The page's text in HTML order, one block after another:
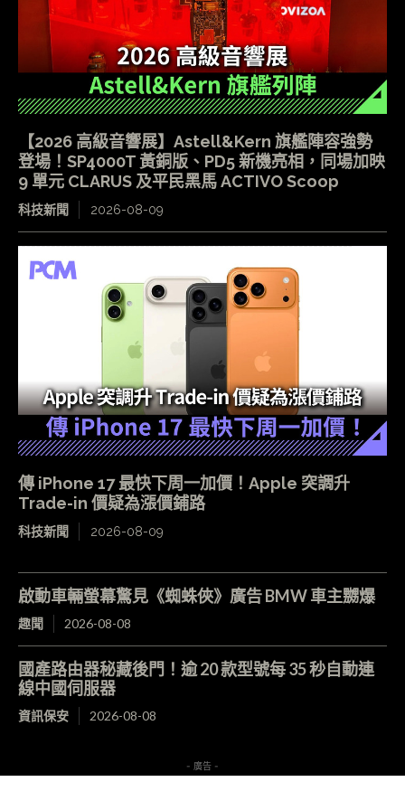
【2026 高級音響展】Astell&Kern 旗艦陣容強勢
登場！SP4000T 黃銅版、PD5 新機亮相，同場加映
9 單元 CLARUS 及平民黑馬 ACTIVO Scoop
科技新聞 2026-08-09
傳 iPhone 17 最快下周一加價！Apple 突調升
Trade-in 價疑為漲價鋪路
科技新聞 2026-08-09
啟動車輛螢幕驚見《蜘蛛俠》廣告 BMW 車主嬲爆
趣聞 2026-08-08
國產路由器秘藏後門！逾 20 款型號每 35 秒自動連
線中國伺服器
資訊保安 2026-08-08
- 廣告 -